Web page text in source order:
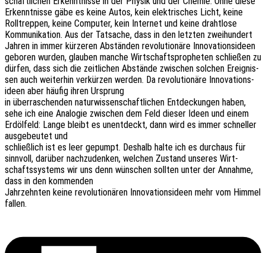
Erkennt­nis­se gäbe es keine Autos, kein elek­tri­sches Licht, keine
Roll­trep­pen, keine Compu­ter, kein Inter­net und keine draht­lo­se
Kommu­ni­ka­ti­on. Aus der Tatsa­che, dass in den letz­ten zwei­hun­dert
Jahren in immer kürze­ren Abstän­den revo­lu­tio­nä­re Inno­va­ti­ons­ideen
gebo­ren wurden, glau­ben manche Wirt­schafts­pro­phe­ten schlie­ßen zu
dürfen, dass sich die zeit­li­chen Abstän­de zwischen solchen Ereig­nis­
sen auch weiter­hin verkür­zen werden. Da revo­lu­tio­nä­re Inno­va­ti­ons­
ideen aber häufig ihren Ursprung
in über­ra­schen­den natur­wis­sen­schaft­li­chen Entde­ckun­gen haben,
sehe ich eine Analo­gie zwischen dem Feld dieser Ideen und einem
Erdöl­feld: Lange bleibt es unent­deckt, dann wird es immer schnel­ler
ausge­beu­tet und
schließ­lich ist es leer gepumpt. Deshalb halte ich es durch­aus für
sinn­voll, darüber nach­zu­den­ken, welchen Zustand unse­res Wirt­
schafts­sys­tems wir uns denn wünschen soll­ten unter der Annah­me,
dass in den kommenden
Jahr­zehn­ten keine revo­lu­tio­nä­ren Inno­va­ti­ons­ideen mehr vom Himmel
fallen.